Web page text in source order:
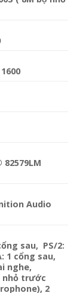
Audio
sau, PS/2:
1 cổng sau,
nghe,
nhỏ trước
2